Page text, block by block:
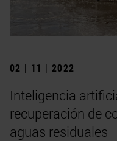
02 | 11 | 2022
Inteligencia
recuperación de
aguas residuales